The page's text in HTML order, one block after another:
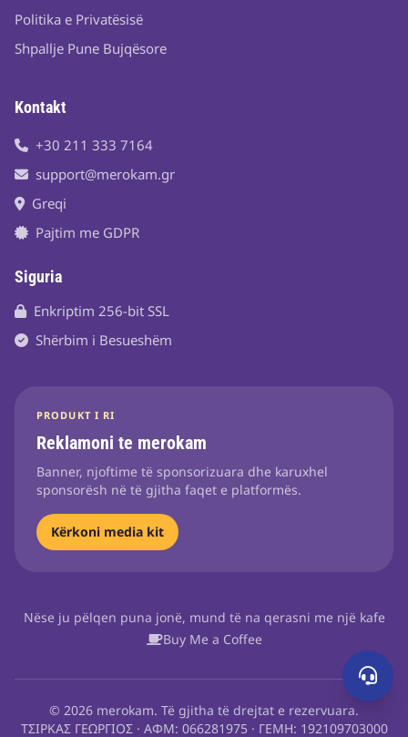
Politika e Privatësisë
Shpallje Pune Bujqësore
Kontakt
+30 211 333 7164
support@merokam.gr
Greqi
Pajtim me GDPR
Siguria
Enkriptim 256-bit SSL
Shërbim i Besueshëm
PRODUKT I RI
Reklamoni te merokam
Banner, njoftime të sponsorizuara dhe karuxhel
sponsorësh në të gjitha faqet e platformës.
Kërkoni media kit
Nëse ju pëlqen puna jonë, mund të na qerasni me një kafe
Buy Me a Coffee
© 2026 merokam. Të gjitha të drejtat e rezervuara.
ΤΣΙΡΚΑΣ ΓΕΩΡΓΙΟΣ · ΑΦΜ: 066281975 · ΓΕΜΗ: 192109703000